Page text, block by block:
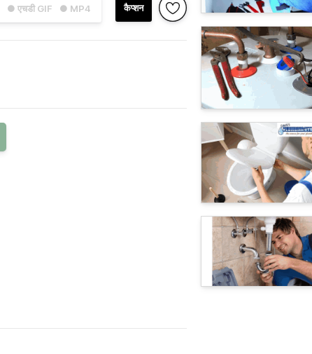
● एचडी GIF ● MP4 कैप्शन